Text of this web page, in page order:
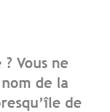
Vous ne
de la
de